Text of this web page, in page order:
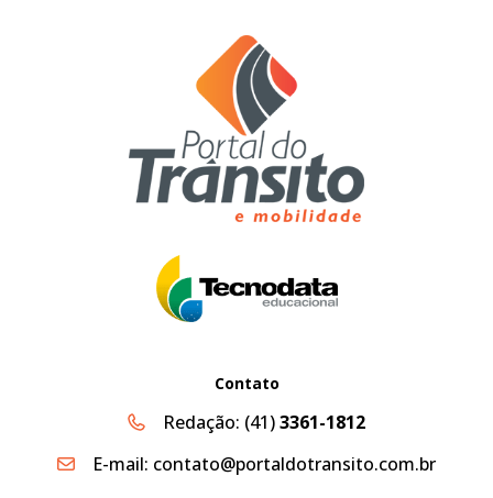
Contato
Redação: (41)3361-1812
E-mail: contato@portaldotransito.com.br